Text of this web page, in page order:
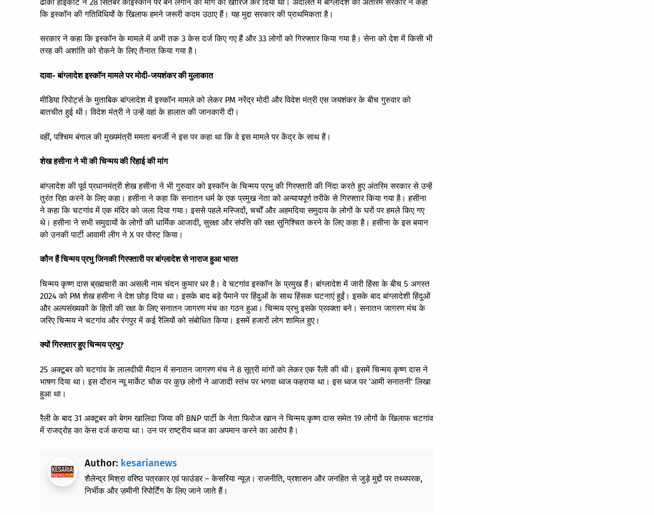
कि इस्कॉन की गतिविधियों के खिलाफ हमने जरूरी कदम उठाए हैं। यह मुद्दा सरकार की प्राथमिकता है।
सरकार ने कहा कि इस्कॉन के मामले में अभी तक 3 केस दर्ज किए गए हैं और 33 लोगों को गिरफ्तार किया गया है। सेना को देश में किसी भी
तरह की अशांति को रोकने के लिए तैनात किया गया है।
दावा- बांग्लादेश इस्कॉन मामले पर मोदी-जयशंकर की मुलाकात
मीडिया रिपोर्ट्स के मुताबिक बांग्लादेश में इस्कॉन मामले को लेकर PM नरेंद्र मोदी और विदेश मंत्री एस जयशंकर के बीच गुरुवार को
बातचीत हुई थी। विदेश मंत्री ने उन्हें वहां के हालात की जानकारी दी।
वहीं, पश्चिम बंगाल की मुख्यमंत्री ममता बनर्जी ने इस पर कहा था कि वे इस मामले पर केंद्र के साथ हैं।
शेख हसीना ने भी की चिन्मय की रिहाई की मांग
बांग्लादेश की पूर्व प्रधानमंत्री शेख हसीना ने भी गुरुवार को इस्कॉन के चिन्मय प्रभु की गिरफ्तारी की निंदा करते हुए अंतरिम सरकार से उन्हें
तुरंत रिहा करने के लिए कहा। हसीना ने कहा कि सनातन धर्म के एक प्रमुख नेता को अन्यायपूर्ण तरीके से गिरफ्तार किया गया है। हसीना
ने कहा कि चटगांव में एक मंदिर को जला दिया गया। इससे पहले मस्जिदों, चर्चों और अहमदिया समुदाय के लोगों के घरों पर हमले किए गए
थे। हसीना ने सभी समुदायों के लोगों की धार्मिक आजादी, सुरक्षा और संपत्ति की रक्षा सुनिश्चित करने के लिए कहा है। हसीना के इस बयान
को उनकी पार्टी आवामी लीग ने X पर पोस्ट किया।
कौन हैं चिन्मय प्रभु जिनकी गिरफ्तारी पर बांग्लादेश से नाराज हुआ भारत
चिन्मय कृष्ण दास ब्रह्मचारी का असली नाम चंदन कुमार धर है। वे चटगांव इस्कॉन के प्रमुख हैं। बांग्लादेश में जारी हिंसा के बीच 5 अगस्त
2024 को PM शेख हसीना ने देश छोड़ दिया था। इसके बाद बड़े पैमाने पर हिंदुओं के साथ हिंसक घटनाएं हुईं। इसके बाद बांग्लादेशी हिंदुओं
और अल्पसंख्यकों के हितों की रक्षा के लिए सनातन जागरण मंच का गठन हुआ। चिन्मय प्रभु इसके प्रवक्ता बने। सनातन जागरण मंच के
जरिए चिन्मय ने चटगांव और रंगपुर में कई रैलियों को संबोधित किया। इसमें हजारों लोग शामिल हुए।
क्यों गिरफ्तार हुए चिन्मय प्रभु?
25 अक्टूबर को चटगांव के लालदीघी मैदान में सनातन जागरण मंच ने 8 सूत्री मांगों को लेकर एक रैली की थी। इसमें चिन्मय कृष्ण दास ने
भाषण दिया था। इस दौरान न्यू मार्केट चौक पर कुछ लोगों ने आजादी स्तंभ पर भगवा ध्वज फहराया था। इस ध्वज पर ‘आमी सनातनी’ लिखा
हुआ था।
रैली के बाद 31 अक्टूबर को बेगम खालिदा जिया की ‌BNP पार्टी के नेता फिरोज खान ने चिन्मय कृष्ण दास समेत 19 लोगों के खिलाफ चटगांव
में राजद्रोह का केस दर्ज कराया था। उन पर राष्ट्रीय ध्वज का अपमान करने का आरोप है।
Author: kesarianews
शैलेन्द्र मिश्रा वरिष्ठ पत्रकार एवं फाउंडर – केसरिया न्यूज़। राजनीति, प्रशासन और जनहित से जुड़े मुद्दों पर तथ्यपरक,
निर्भीक और ज़मीनी रिपोर्टिंग के लिए जाने जाते हैं।